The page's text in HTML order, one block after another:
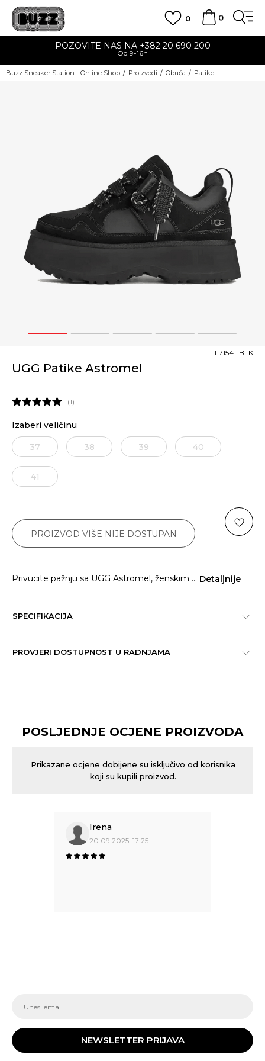
0
0
POZOVITE NAS NA +382 20 690 200
Od 9-16h
Buzz Sneaker Station - Online Shop Proizvodi Obuća Patike
1 2 3 4 5
UGG Patike Astromel
1171541-BLK
1
Izaberi veličinu
37 38 39 40
41
PROIZVOD VIŠE NIJE DOSTUPAN
Privucite pažnju sa UGG Astromel, ženskim ... Detaljnije
SPECIFIKACIJA
PROVJERI DOSTUPNOST U RADNJAMA
POSLJEDNJE OCJENE PROIZVODA
Prikazane ocjene dobijene su isključivo od korisnika
koji su kupili proizvod.
Irena
20.09.2025. 17:25
NEWSLETTER PRIJAVA